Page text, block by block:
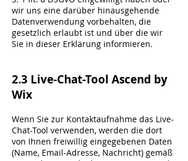
wir uns eine darüber hinausgehende
Datenverwendung vorbehalten, die
gesetzlich erlaubt ist und über die wir
Sie in dieser Erklärung informieren.
2.3 Live-Chat-Tool Ascend by
Wix
Wenn Sie zur Kontaktaufnahme das Live-
Chat-Tool verwenden, werden die dort
von Ihnen freiwillig eingegebenen Daten
(Name, Email-Adresse, Nachricht) gemäß